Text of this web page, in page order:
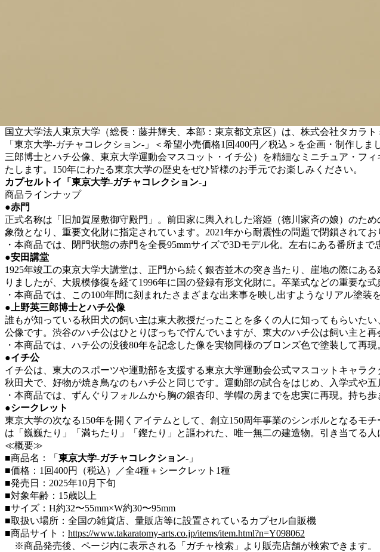
国立大学法人東京大学（総長：藤井輝夫、本部：東京都文京区）は、株式会社タカラ
「東京大学-ガチャコレクション-」＜希望小売価格1回400円／税込＞を企画・制作し
三郎博士とハチ公像、東京大学運動会マスコット・イチ公）を精細なミニチュア・フ
たします。150年にわたる東京大学の歴史をぜひ皆様のお手元でお楽しみください。
カプセルトイ「東京大学-ガチャコレクション-」
商品ラインナップ
●赤門
正式名称は「旧加賀屋敷御守殿門」。前田家に輿入れした溶姫（徳川家斉の娘）のた
象徴となり、重要文化財に指定されています。2021年から耐震性の問題で閉鎖されてお
・本商品では、閉門状態の赤門を全長95mmサイズで3Dモデル化。左右にある番所ま
●安田講堂
1925年竣工の東京大学大講堂は、正門から続く銀杏並木の突き当たり、崖地の際にあ
りましたが、大規模修復を経て1996年に国の登録有形文化財に。卒業式などの重要な
・本商品では、この100年間に刻まれたさまざまな出来事を映し出すようなリアル塗装
● 上野英三郎博士とハチ公像
誰もが知っている秋田犬の飼い主は東大教授だったことを多くの人に知ってもらいた
公像です。渋谷のハチ公はひとりぼっちで佇んでいますが、東大のハチ公は飼い主と再
・本商品では、ハチ公の没後80年を記念した像を実物同様のブロンズ色で塗装して再
●イチ公
イチ公は、東大のスポーツや運動部を支援する東京大学運動会公式マスコットキャラ
秋田犬で、好物が焼き鳥なのもハチ公と同じです。運動部の試合をはじめ、入学式や五
・本商品では、ずんぐりフォルムから胸の銀杏印、学帽の房までを忠実に再現。持ち
●シークレット
東京大学の次なる150年を開くアイテムとして、創立150周年事業のシンボルとなるモ
は「巍巍たり」「満ちたり」「鏗たり」と謳われた、唯一無二の建造物。引き当てる
≪概要≫
■商品名：「 東京大学-ガチャコレクション- 」
■価格：1回400円（税込）／全4種＋シークレット1種
■発売日：2025年10月下旬
■対象年齢：15歳以上
■サイズ：H約32〜55mm×W約30〜95mm
■取扱い場所：全国の雑貨店、量販店等に設置されているカプセル自販機
■商品サイト： https://www.takaratomy-arts.co.jp/items/item.html?n=Y098062
※商品発売後、ページ内に表示される「ガチャ検索」より販売店舗が検索できます。